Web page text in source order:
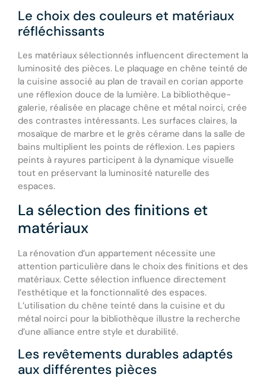
Le choix des couleurs et matériaux
réfléchissants
Les matériaux sélectionnés influencent directement la
luminosité des pièces. Le plaquage en chêne teinté de
la cuisine associé au plan de travail en corian apporte
une réflexion douce de la lumière. La bibliothèque-
galerie, réalisée en placage chêne et métal noirci, crée
des contrastes intéressants. Les surfaces claires, la
mosaïque de marbre et le grès cérame dans la salle de
bains multiplient les points de réflexion. Les papiers
peints à rayures participent à la dynamique visuelle
tout en préservant la luminosité naturelle des
espaces.
La sélection des finitions et
matériaux
La rénovation d’un appartement nécessite une
attention particulière dans le choix des finitions et des
matériaux. Cette sélection influence directement
l’esthétique et la fonctionnalité des espaces.
L’utilisation du chêne teinté dans la cuisine et du
métal noirci pour la bibliothèque illustre la recherche
d’une alliance entre style et durabilité.
Les revêtements durables adaptés
aux différentes pièces